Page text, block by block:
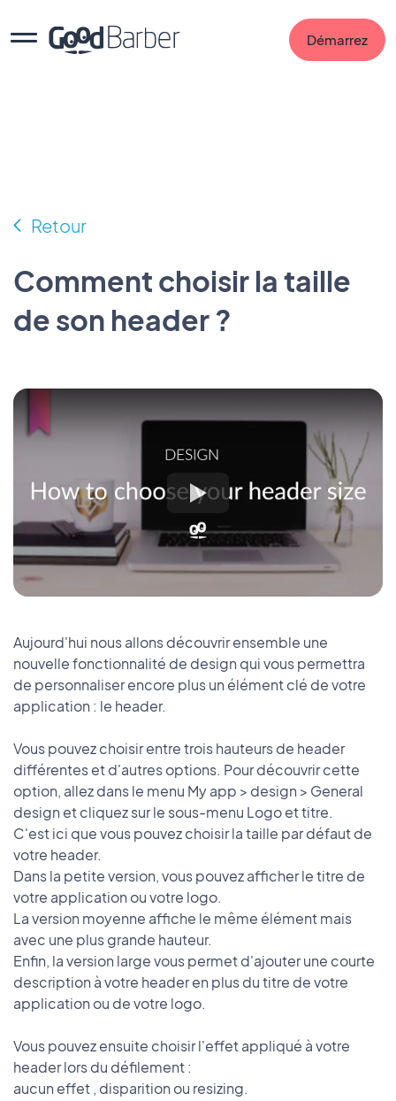
Démarrez
Retour
Comment choisir la taille
de son header ?
Aujourd'hui nous allons découvrir ensemble une
nouvelle fonctionnalité de design qui vous permettra
de personnaliser encore plus un élément clé de votre
application : le header.
Vous pouvez choisir entre trois hauteurs de header
différentes et d'autres options. Pour découvrir cette
option, allez dans le menu My app > design > General
design et cliquez sur le sous-menu Logo et titre.
C'est ici que vous pouvez choisir la taille par défaut de
votre header.
Dans la petite version, vous pouvez afficher le titre de
votre application ou votre logo.
La version moyenne affiche le même élément mais
avec une plus grande hauteur.
Enfin, la version large vous permet d'ajouter une courte
description à votre header en plus du titre de votre
application ou de votre logo.
Vous pouvez ensuite choisir l'effet appliqué à votre
header lors du défilement :
aucun effet , disparition ou resizing.